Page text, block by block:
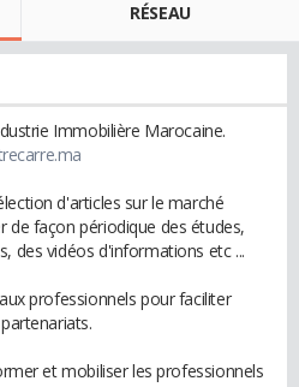
RÉSEAU
Immobilière Marocaine.
d'articles sur le marché
de façon périodique des études,
des vidéos d'informations etc ...
professionnels pour faciliter
et mobiliser les professionnels